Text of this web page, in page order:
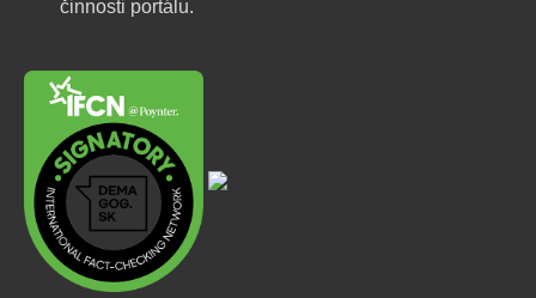
činnosti portálu.